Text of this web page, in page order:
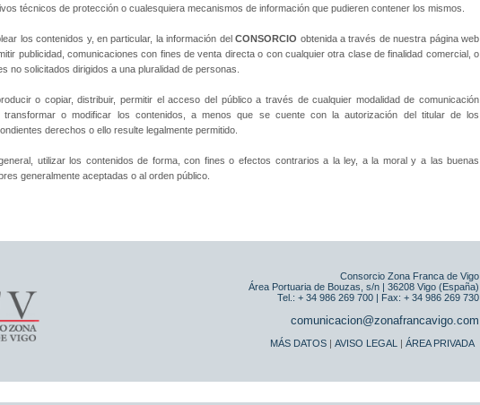
técnicos de protección o cualesquiera mecanismos de información que pudieren contener los mismos.
los contenidos y, en particular, la información delCONSORCIO obtenida a través de nuestra página web
publicidad, comunicaciones con fines de venta directa o con cualquier otra clase de finalidad comercial, o
no solicitados dirigidos a una pluralidad de personas.
o copiar, distribuir, permitir el acceso del público a través de cualquier modalidad de comunicación
transformar o modificar los contenidos, a menos que se cuente con la autorización del titular de los
derechos o ello resulte legalmente permitido.
utilizar los contenidos de forma, con fines o efectos contrarios a la ley, a la moral y a las buenas
generalmente aceptadas o al orden público.
Consorcio Zona Franca de Vigo
Área Portuaria de Bouzas, s/n | 36208 Vigo (España)
Tel.: + 34 986 269 700 | Fax: + 34 986 269 730
comunicacion@zonafrancavigo.com
MÁS DATOS| AVISO LEGAL | ÁREA PRIVADA